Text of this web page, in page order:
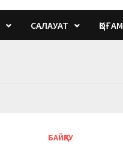
САЛАУАТ ҚОҒАМ
БАЙҚАУ